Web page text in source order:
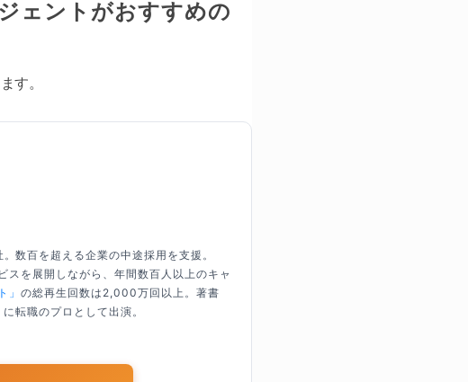
ェントがおすすめの
す。
数百を超える企業の中途採用を支援。
を展開しながら、年間数百人以上のキャ
」の総再生回数は2,000万回以上。著書
に転職のプロとして出演。